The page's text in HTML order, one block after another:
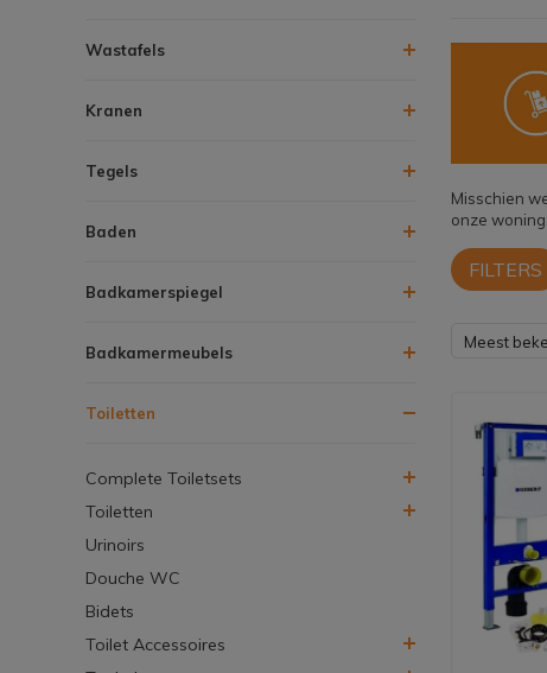
Wastafels
Kranen
Tegels
Baden
Badkamerspiegel
Badkamermeubels
Toiletten
Complete Toiletsets
Toiletten
Urinoirs
Douche WC
Bidets
Toilet Accessoires
Misschien
onze
FILTERS
Meest